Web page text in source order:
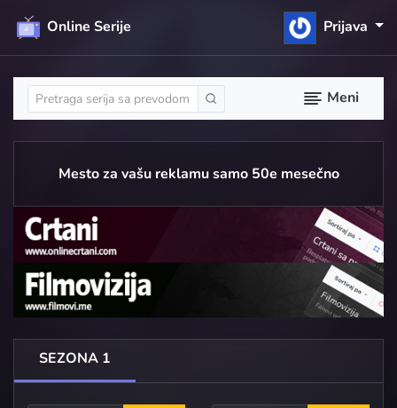
Online Serije Prijava
Meni
Mesto za vašu reklamu samo 50e mesečno
SEZONA 1